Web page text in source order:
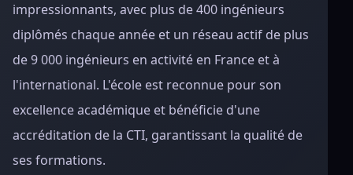
impressionnants, avec plus de 400 ingénieurs
diplômés chaque année et un réseau actif de plus
de 9 000 ingénieurs en activité en France et à
l'international. L'école est reconnue pour son
excellence académique et bénéficie d'une
accréditation de la CTI, garantissant la qualité de
ses formations.